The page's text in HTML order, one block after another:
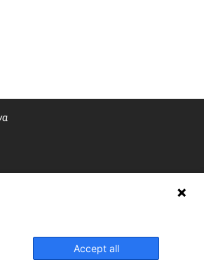
Accept all